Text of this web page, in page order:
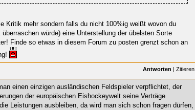
Kritik mehr sondern falls du nicht 100%ig weißt wovon du
würde) eine Unterstellung der übelsten Sorte
Finde so etwas in diesem Forum zu posten grenzt schon an
Antworten | Zitieren
einen einzigen ausländischen Feldspieler verpflichtet, der
der europäischen Eishockeywelt seine Verträge
Leistungen ausbleiben, da wird man sich schon fragen dürfen,